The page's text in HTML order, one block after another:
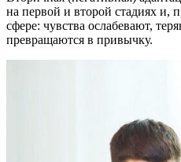
на первой и второй стадиях и,
сфере: чувства ослабевают,
превращаются в привычку.